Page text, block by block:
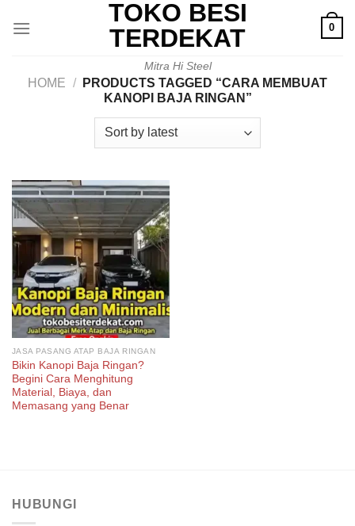
TOKO BESI
TERDEKAT
Mitra Hi Steel
0
HOME /
PRODUCTS TAGGED “CARA MEMBUAT
KANOPI BAJA RINGAN”
JASA PASANG ATAP BAJA RINGAN
Bikin Kanopi Baja Ringan?
Begini Cara Menghitung
Material, Biaya, dan
Memasang yang Benar
HUBUNGI